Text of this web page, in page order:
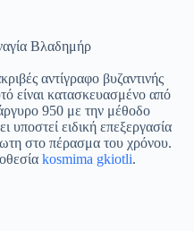
Βλαδημήρ
αντίγραφο βυζαντινής
είναι κατασκευασμένο από
950 με την μέθοδο
υποστεί ειδική επεξεργασία
στο πέρασμα του χρόνου.
kosmima gkiotli.